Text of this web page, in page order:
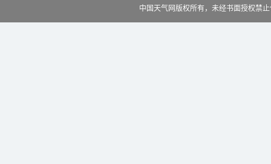
中国天气网版权所有，未经书面授权